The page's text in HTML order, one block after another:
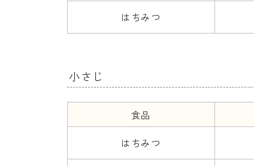
はちみつ
小さじ
食品
はちみつ